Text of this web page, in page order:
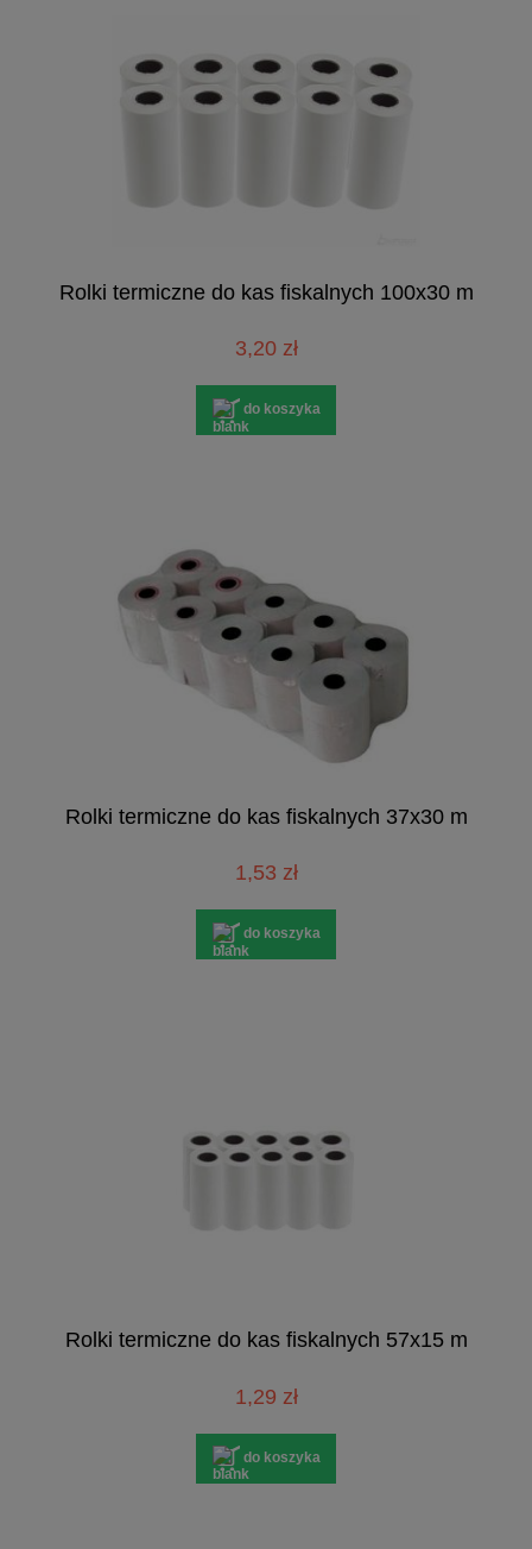
Rolki termiczne do kas fiskalnych 100x30 m
3,20 zł
do koszyka
Rolki termiczne do kas fiskalnych 37x30 m
1,53 zł
do koszyka
Rolki termiczne do kas fiskalnych 57x15 m
1,29 zł
do koszyka